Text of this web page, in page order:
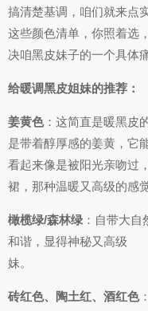
搞清楚基调，咱们就来点
这些颜色清单，你照着选
决咱黑皮妹子的一个具体痛
给暖调黑皮姐妹的推荐：
姜黄色：这简直是暖黑皮
是带着醇厚感的姜黄，它
看起来像是被阳光亲吻过
裙，那种温暖又高级的感
橄榄绿/森林绿 ：自带大
和谐，显得神秘又高级
妹。
砖红色、陶土红、酒红色